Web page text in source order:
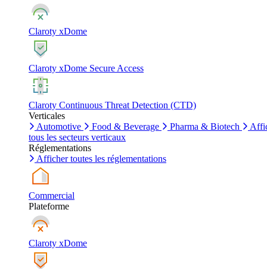
Claroty xDome
Claroty xDome Secure Access
Claroty Continuous Threat Detection (CTD)
Verticales
Automotive
Food & Beverage Pharma & Biotech
tous les secteurs verticaux
Réglementations
Afficher toutes les réglementations
Commercial
Plateforme
Claroty xDome